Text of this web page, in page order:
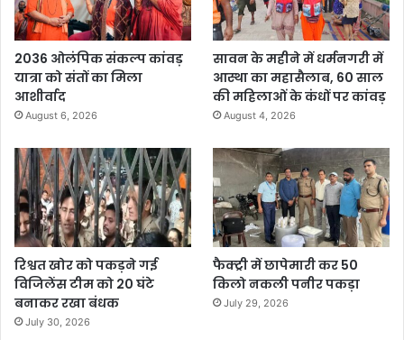
2036 ओलंपिक संकल्प कांवड़
यात्रा को संतों का मिला
आशीर्वाद
August 6, 2026
सावन के महीने में धर्मनगरी में
आस्था का महासैलाब, 60 साल
की महिलाओं के कंधों पर कांवड़
August 4, 2026
रिश्वत खोर को पकड़ने गई
विजिलेंस टीम को 20 घंटे
बनाकर रखा बंधक
July 30, 2026
फैक्ट्री में छापेमारी कर 50
किलो नकली पनीर पकड़ा
July 29, 2026